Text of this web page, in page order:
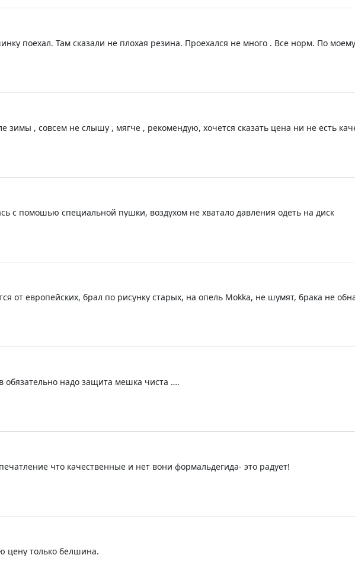
поехал. Там сказали не плохая резина. Проехался не много . Все норм. По
, совсем не слышу , мягче , рекомендую, хочется сказать цена ни не есть
с помошью специальной пушки, воздухом не хватало давления одеть на диск
от европейских, брал по рисунку старых, на опель Mokka, не шумят, брака не
обязательно надо защита мешка чиста ….
что качественные и нет вони формальдегида- это радует!
цену только белшина.